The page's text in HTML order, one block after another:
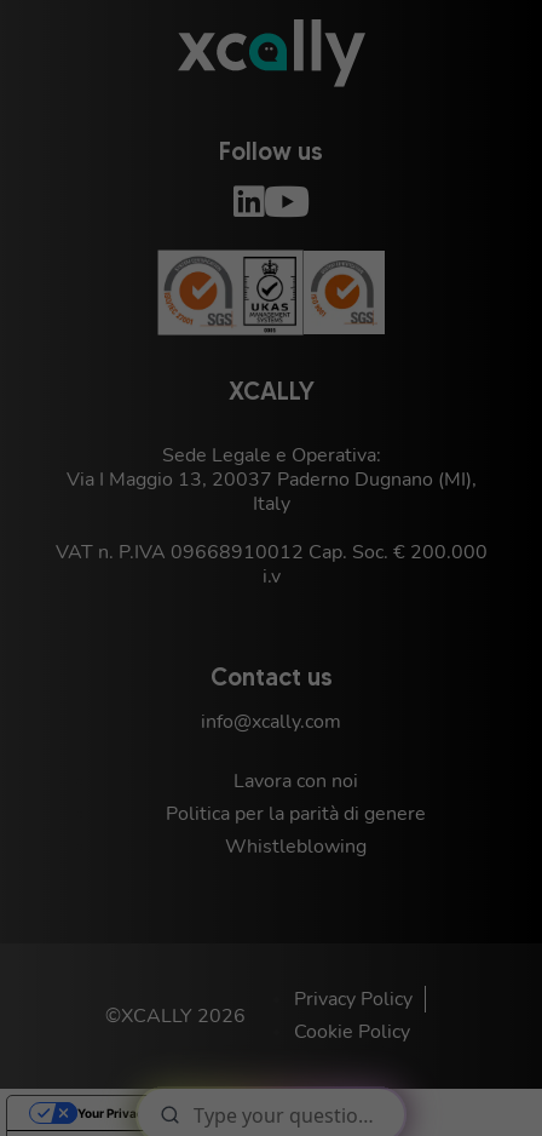
XCALLY
Sede Legale e Operativa:
Via I Maggio 13, 20037 Paderno Dugnano (MI),
Italy
VAT n. P.IVA 09668910012 Cap. Soc. € 200.000
i.v
Contact us
info@xcally.com
Lavora con noi
Politica per la parità di genere
Whistleblowing
Follow us
©XCALLY 2026
Privacy Policy
Cookie Policy
Your Privacy Choices